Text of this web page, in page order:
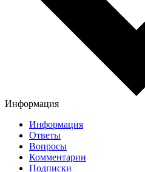
Информация
Информация
Ответы
Вопросы
Комментарии
Подписки